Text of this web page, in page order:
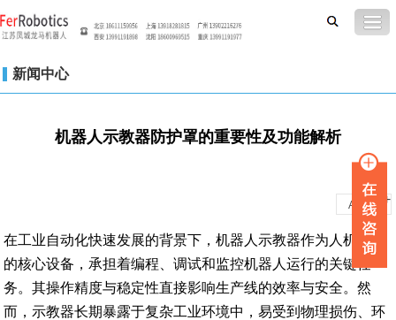
新闻中心
机器人示教器防护罩的重要性及功能解析
A A +
在工业自动化快速发展的背景下，机器人示教器作为人机交互
的核心设备，承担着编程、调试和监控机器人运行的关键任
务。其操作精度与稳定性直接影响生产线的效率与安全。然
而，示教器长期暴露于复杂工业环境中，易受到物理损伤、环